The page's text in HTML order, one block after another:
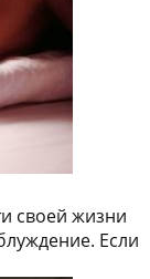
своей жизни
Если